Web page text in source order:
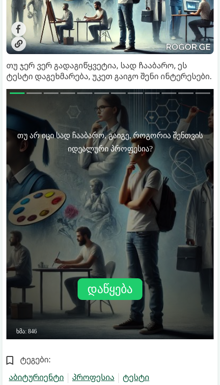
თუ ჯერ ვერ გადაგიწყვეტია, სად ჩააბარო, ეს
ტესტი დაგეხმარება, უკეთ გაიგო შენი ინტერესები.
ტეგები:
აბიტურიენტი
პროფესია ტესტი